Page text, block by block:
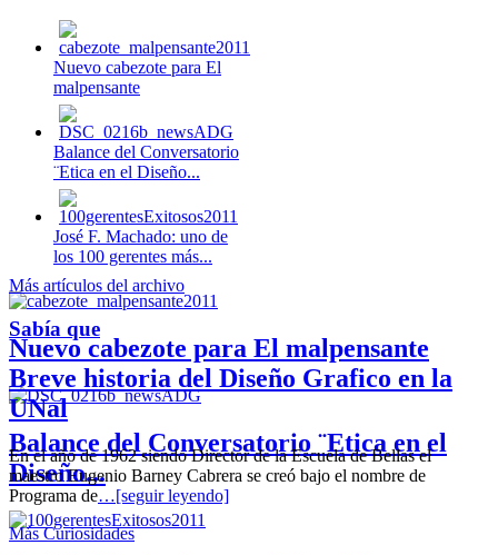
Nuevo cabezote para El
malpensante
Balance del Conversatorio
¨Etica en el Diseño...
José F. Machado: uno de
los 100 gerentes más...
Nuevo cabezote para El malpensante
Balance del Conversatorio ¨Etica en el
Diseño...
Más artículos del archivo
Sabía que
Breve historia del Diseño Grafico en la
UNal
En el año de 1962 siendo Director de la Escuela de Bellas el
maestro Eugenio Barney Cabrera se creó bajo el nombre de
Programa de…[seguir leyendo]
Más Curiosidades